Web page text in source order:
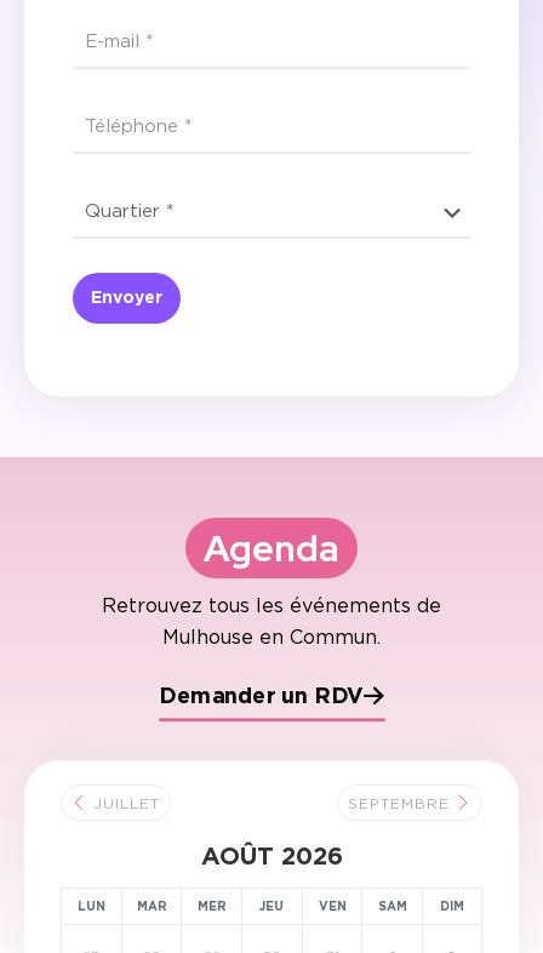
Agenda
Retrouvez tous les événements de
Mulhouse en Commun.
Demander un RDV
JUILLET
AOÛT 2026
SEPTEMBRE
LUN MAR MER JEU VEN SAM DIM